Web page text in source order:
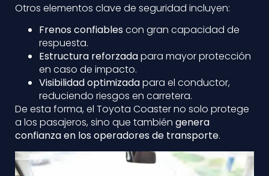
Otros elementos clave de seguridad incluyen:
Frenos confiablescon gran capacidad de
respuesta.
Estructura reforzadapara mayor protección
en caso de impacto.
Visibilidad optimizadapara el conductor,
reduciendo riesgos en carretera.
De esta forma, el Toyota Coaster no solo protege
a los pasajeros, sino que también genera
confianza en los operadores de transporte.